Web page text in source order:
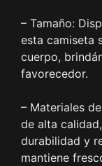
– Tamaño:
esta camiseta
cuerpo,
favorecedor.
– Materiales
de alta
durabilidad y
mantiene